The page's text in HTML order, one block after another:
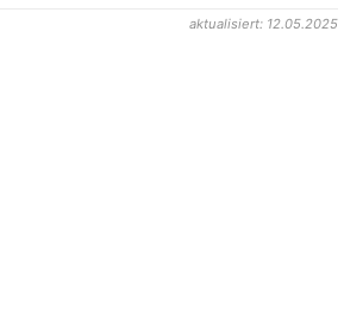
aktualisiert: 12.05.2025